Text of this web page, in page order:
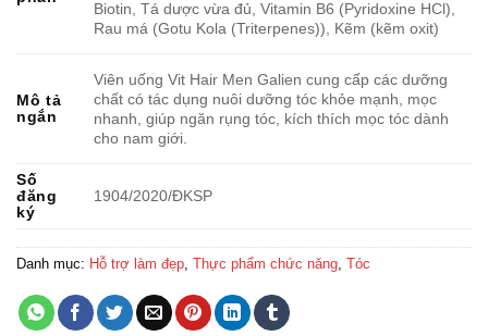
Biotin, Tá dược vừa đủ, Vitamin B6 (Pyridoxine HCl),
Rau má (Gotu Kola (Triterpenes)), Kẽm (kẽm oxit)
Mô tả
ngắn
Viên uống Vit Hair Men Galien cung cấp các dưỡng
chất có tác dụng nuôi dưỡng tóc khỏe mạnh, mọc
nhanh, giúp ngăn rụng tóc, kích thích mọc tóc dành
cho nam giới.
Số
đăng
ký
1904/2020/ÐKSP
Danh mục: Hỗ trợ làm đẹp Thực phẩm chức năng Tóc